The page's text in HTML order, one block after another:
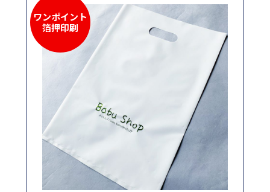
ワンポイント
箔押印刷